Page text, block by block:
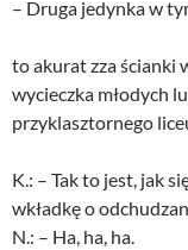
– Druga jedynka w
to akurat zza ścianki
wycieczka młodych
przyklasztornego
K.: – Tak to jest, jak
wkładkę o
N.: – Ha, ha, ha.